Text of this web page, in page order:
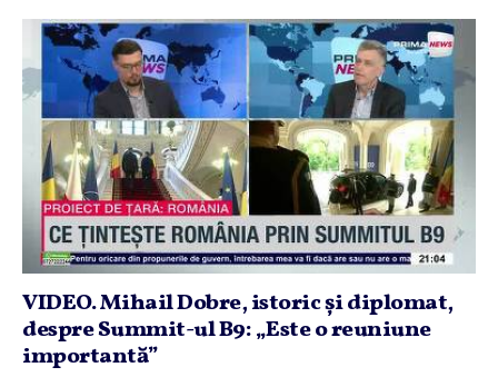
VIDEO. Mihail Dobre, istoric şi diplomat,
despre Summit-ul B9: „Este o reuniune
importantă”